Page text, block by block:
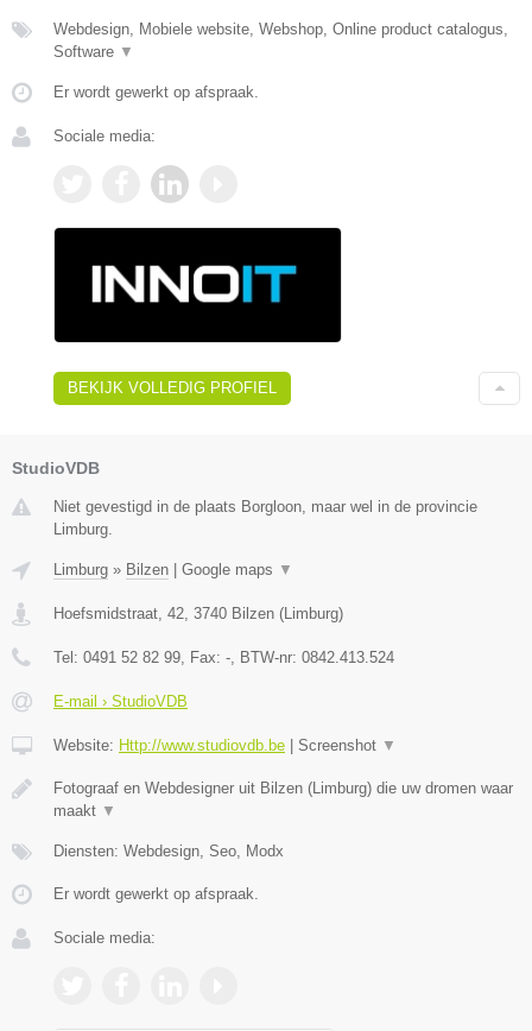
Webdesign, Mobiele website, Webshop, Online product catalogus,
Software ▼
Er wordt gewerkt op afspraak.
Sociale media:
BEKIJK VOLLEDIG PROFIEL
StudioVDB
Niet gevestigd in de plaats Borgloon, maar wel in de provincie
Limburg.
Limburg » Bilzen Google maps ▼
Hoefsmidstraat, 42, 3740 Bilzen (Limburg)
Tel: 0491 52 82 99, Fax: -, BTW-nr: 0842.413.524
E-mail › StudioVDB
Website: Http://www.studiovdb.be Screenshot ▼
Fotograaf en Webdesigner uit Bilzen (Limburg) die uw dromen waar
maakt ▼
Diensten: Webdesign, Seo, Modx
Er wordt gewerkt op afspraak.
Sociale media: